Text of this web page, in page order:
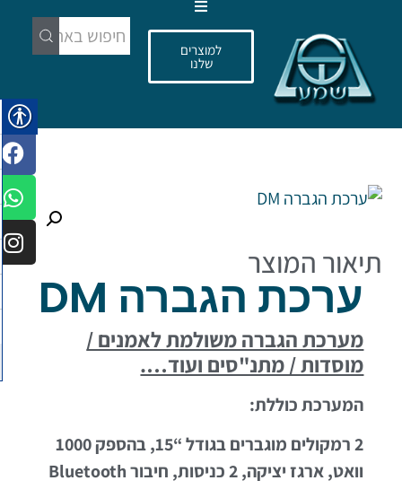
עמוד הבית
פרויקטים
כניסה למפיצים
למוצרים
שלנו
תיאור המוצר
ערכת הגברה DM
מערכת הגברה משולמת לאמנים /
מוסדות / מתנ"סים ועוד….
המערכת כוללת:
2 רמקולים מוגברים בגודל “15, בהספק 1000
וואט, ארגז יציקה, 2 כניסות, חיבור Bluetooth